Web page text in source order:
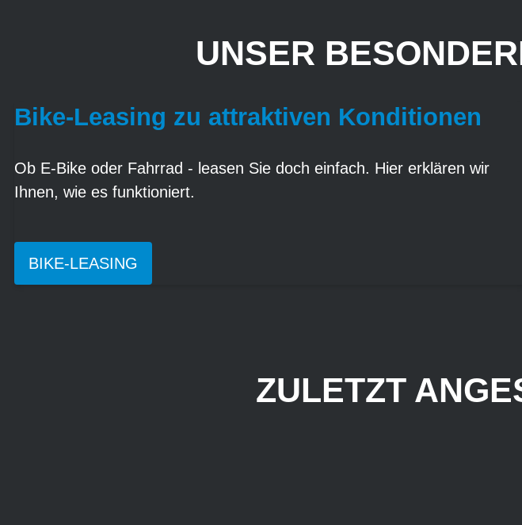
UNSER
Bike-Leasing zu attraktiven Konditionen
Ob E-Bike oder Fahrrad - leasen Sie doch einfach. Hier erklären wir
Ihnen, wie es funktioniert.
BIKE-LEASING
ZULETZT